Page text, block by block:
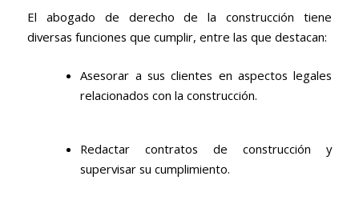
El abogado de derecho de la construcción tiene
diversas funciones que cumplir, entre las que destacan:
Asesorar a sus clientes en aspectos legales
relacionados con la construcción.
Redactar contratos de construcción y
supervisar su cumplimiento.